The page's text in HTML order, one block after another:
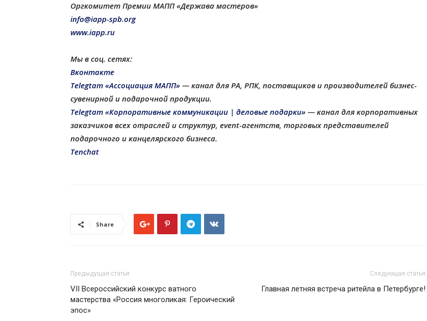
Оргкомитет Премии МАПП «Держава мастеров»
info@iapp-spb.org
www.iapp.ru
Мы в соц. сетях:
Вконтакте
Telegtam «Ассоциация МАПП» — канал для РА, РПК, поставщиков и производителей бизнес-
сувенирной и подарочной продукции.
Telegtam «Корпоративные коммуникации | деловые подарки» — канал для корпоративных
заказчиков всех отраслей и структур, еvent-агентств, торговых представителей
подарочного и канцелярского бизнеса.
Tenchat
Share
Предыдущая статья
VII Всероссийский конкурс ватного
мастерства «Россия многоликая: Героический
эпос»
Следующая статья
Главная летняя встреча ритейла в Петербурге!